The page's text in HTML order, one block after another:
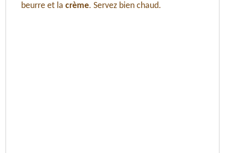
beurre et la crème. Servez bien chaud.